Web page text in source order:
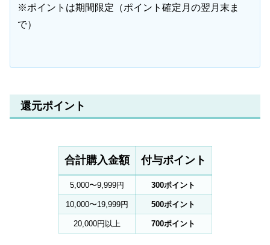
※ポイントは期間限定（ポイント確定月の翌月末ま
で）
還元ポイント
合計購入金額 付与ポイント
5,000〜9,999円 300ポイント
10,000〜19,999円 500ポイント
20,000円以上 700ポイント